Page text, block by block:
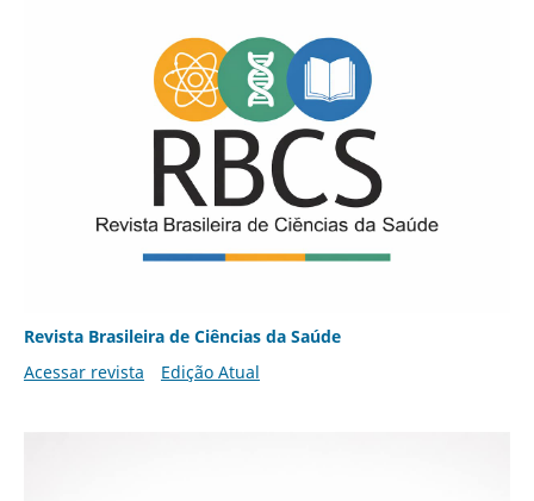
Revista Brasileira de Ciências da Saúde
Acessar revista
Edição Atual